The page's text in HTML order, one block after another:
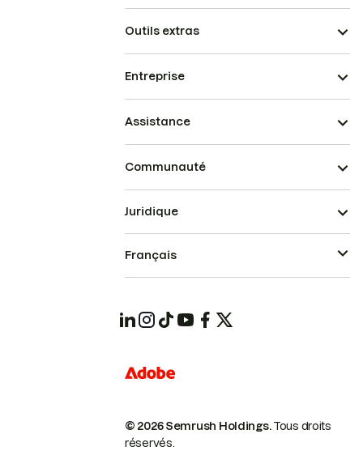
Outils extras
Entreprise
Assistance
Communauté
© 2026 Semrush Holdings.Tous droits
réservés.
Juridique
Français